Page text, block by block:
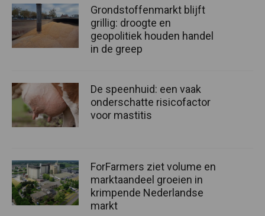
Grondstoffenmarkt blijft
grillig: droogte en
geopolitiek houden handel
in de greep
De speenhuid: een vaak
onderschatte risicofactor
voor mastitis
ForFarmers ziet volume en
marktaandeel groeien in
krimpende Nederlandse
markt